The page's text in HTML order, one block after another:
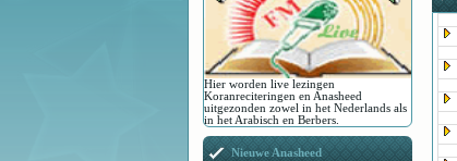
Hier worden live lezingen
Koranreciteringen en Anasheed
uitgezonden zowel in het Nederlands als
in het Arabisch en Berbers.
Nieuwe Anasheed